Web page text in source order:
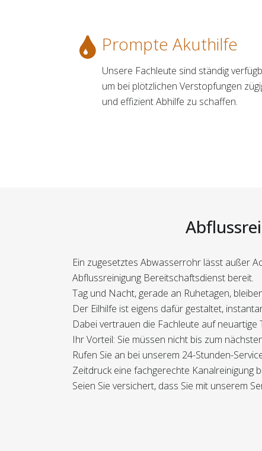
Prompte Akuthilfe
Unsere Fachleute sind ständig
um bei plötzlichen Verstopfungen
und effizient Abhilfe zu schaffen.
Ein zugesetztes Abwasserrohr lässt außer
Abflussreinigung Bereitschaftsdienst bereit.
Tag und Nacht, gerade an Ruhetagen,
Der Eilhilfe ist eigens dafür gestaltet,
Dabei vertrauen die Fachleute auf
Ihr Vorteil: Sie müssen nicht bis zum
Rufen Sie an bei unserem 24-Stunden-
Zeitdruck eine fachgerechte Kanalreinigung
Seien Sie versichert, dass Sie mit unserem